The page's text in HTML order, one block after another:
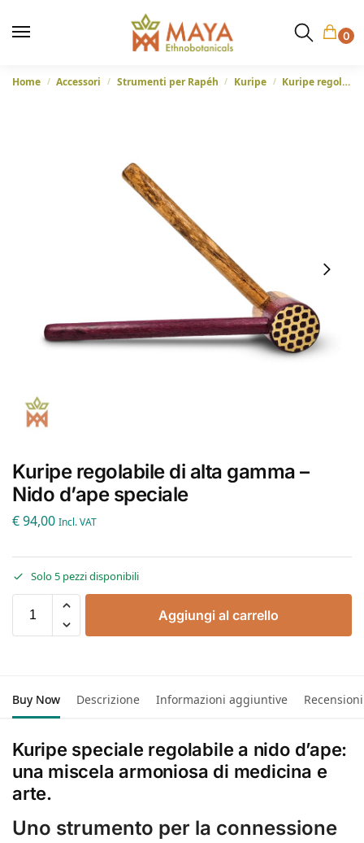
0
Home / Accessori / Strumenti per Rapéh / Kuripe / Kuripe regolabile di alta gamma – Nido d’ape speciale
Kuripe regolabile di alta gamma –
Nido d’ape speciale
€94,00 Incl. VAT
Solo 5 pezzi disponibili
Aggiungi al carrello
Buy Now Descrizione Informazioni aggiuntive Recensioni
Kuripe speciale regolabile a nido d’ape:
una miscela armoniosa di medicina e
arte.
Uno strumento per la connessione